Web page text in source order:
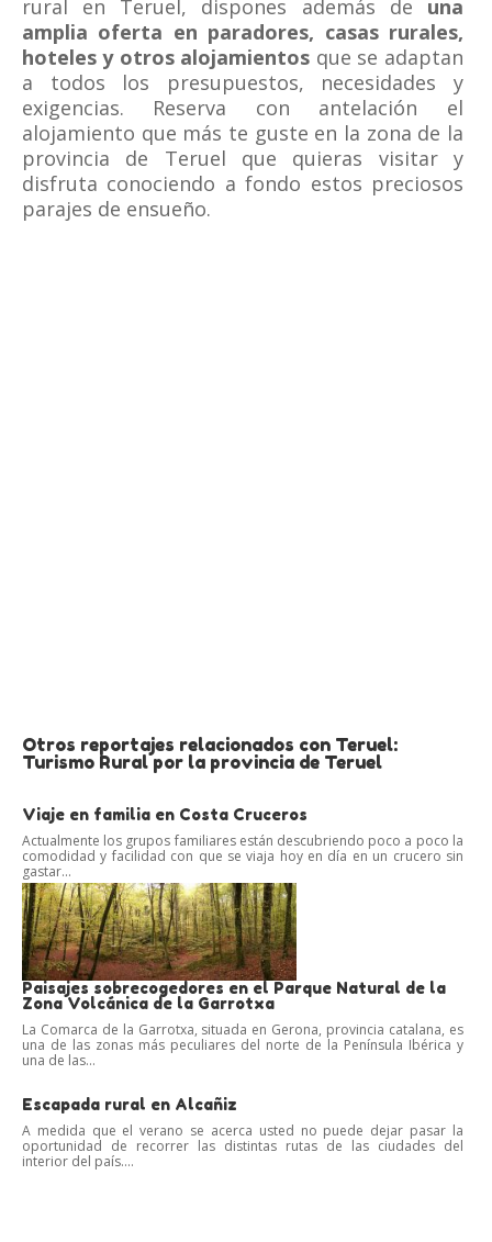
rural en Teruel, dispones además de una
amplia oferta en paradores, casas rurales,
hoteles y otros alojamientos que se adaptan
a todos los presupuestos, necesidades y
exigencias. Reserva con antelación el
alojamiento que más te guste en la zona de la
provincia de Teruel que quieras visitar y
disfruta conociendo a fondo estos preciosos
parajes de ensueño.
Otros reportajes relacionados con Teruel:
Turismo Rural por la provincia de Teruel
Viaje en familia en Costa Cruceros
Actualmente los grupos familiares están descubriendo poco a poco la
comodidad y facilidad con que se viaja hoy en día en un crucero sin
gastar...
Paisajes sobrecogedores en el Parque Natural de la
Zona Volcánica de la Garrotxa
La Comarca de la Garrotxa, situada en Gerona, provincia catalana, es
una de las zonas más peculiares del norte de la Península Ibérica y
una de las...
Escapada rural en Alcañiz
A medida que el verano se acerca usted no puede dejar pasar la
oportunidad de recorrer las distintas rutas de las ciudades del
interior del país....